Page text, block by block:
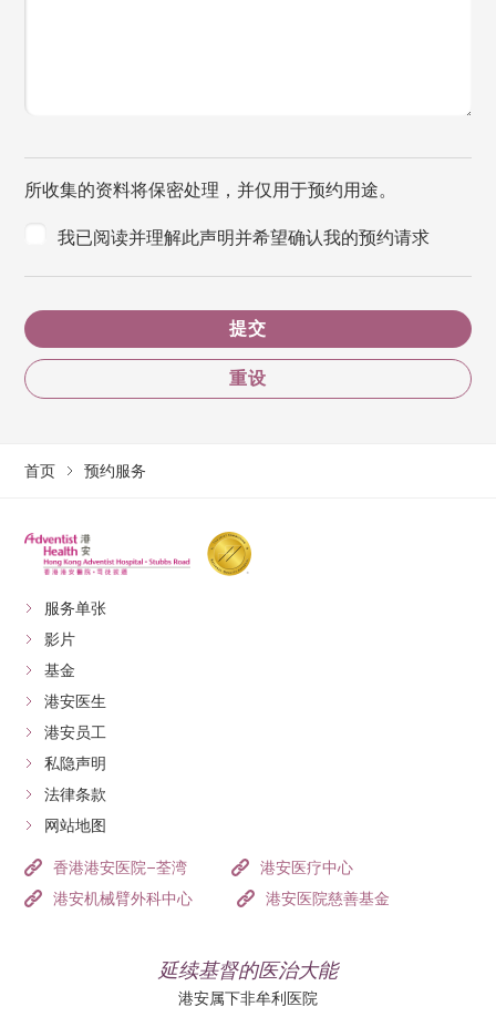
所收集的资料将保密处理，并仅用于预约用途。
我已阅读并理解此声明并希望确认我的预约请求
提交
重设
首页 预约服务
服务单张
影片
基金
港安医生
港安员工
私隐声明
法律条款
网站地图
香港港安医院–荃湾
港安医疗中心
港安机械臂外科中心
港安医院慈善基金
延续基督的医治大能
港安属下非牟利医院